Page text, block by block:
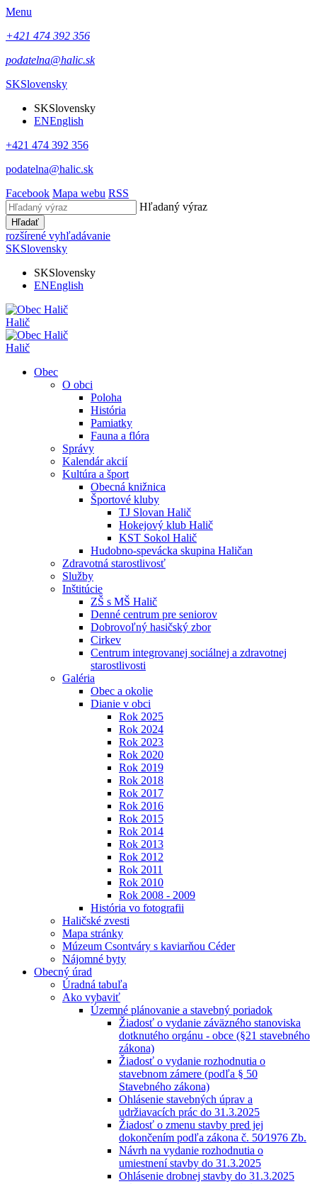
Menu
+421 474 392 356
podatelna@halic.sk
SKSlovensky
SKSlovensky
ENEnglish
+421 474 392 356
podatelna@halic.sk
Facebook Mapa webu RSS
Hľadaný výraz
Hľadať
rozšírené vyhľadávanie
SKSlovensky
SKSlovensky
ENEnglish
Halič
Halič
Obec
O obci
Poloha
História
Pamiatky
Fauna a flóra
Správy
Kalendár akcií
Kultúra a šport
Obecná knižnica
Športové kluby
TJ Slovan Halič
Hokejový klub Halič
KST Sokol Halič
Hudobno-spevácka skupina Haličan
Zdravotná starostlivosť
Služby
Inštitúcie
ZŠ s MŠ Halič
Denné centrum pre seniorov
Dobrovoľný hasičský zbor
Cirkev
Centrum integrovanej sociálnej a zdravotnej
starostlivosti
Galéria
Obec a okolie
Dianie v obci
Rok 2025
Rok 2024
Rok 2023
Rok 2020
Rok 2019
Rok 2018
Rok 2017
Rok 2016
Rok 2015
Rok 2014
Rok 2013
Rok 2012
Rok 2011
Rok 2010
Rok 2008 - 2009
História vo fotografii
Haličské zvesti
Mapa stránky
Múzeum Csontváry s kaviarňou Céder
Nájomné byty
Obecný úrad
Úradná tabuľa
Ako vybaviť
Územné plánovanie a stavebný poriadok
Žiadosť o vydanie záväzného stanoviska
dotknutého orgánu - obce (§21 stavebného
zákona)
Žiadosť o vydanie rozhodnutia o
stavebnom zámere (podľa § 50
Stavebného zákona)
Ohlásenie stavebných úprav a
udržiavacích prác do 31.3.2025
Žiadosť o zmenu stavby pred jej
dokončením podľa zákona č. 50⁄1976 Zb.
Návrh na vydanie rozhodnutia o
umiestnení stavby do 31.3.2025
Ohlásenie drobnej stavby do 31.3.2025